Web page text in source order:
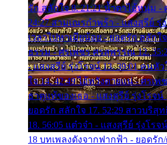
รัก สลักใจ 8. 21:21 น้ำตาไอ้หนุ่ม
24:27 สามเณรกำพร้า - แสงสุรีย์ รุ่
เวลาไปหาเมียน้อย - ยอดรัก สลักใ
ธรรม - ศรเพชร ศรสุพรรณ 12.
- แสงสุรีย์ รุ่งโรจน์ 13. 39:01 คนหั
ใจ 14. 42:49 ไอ้หวังตายแน่ - ศรเ
ธาตุแท้ของเธอ - แสงสุรีย์ รุ่งโรจน์
ยอดรัก สลักใจ 17. 52:29 สาวบริ
18. 56:05 แต๋วจ๋า - แสงสุรีย์ รุ่งโรจน์
18 บทเพลงดังจากฟากฟ้า - ยอดรัก